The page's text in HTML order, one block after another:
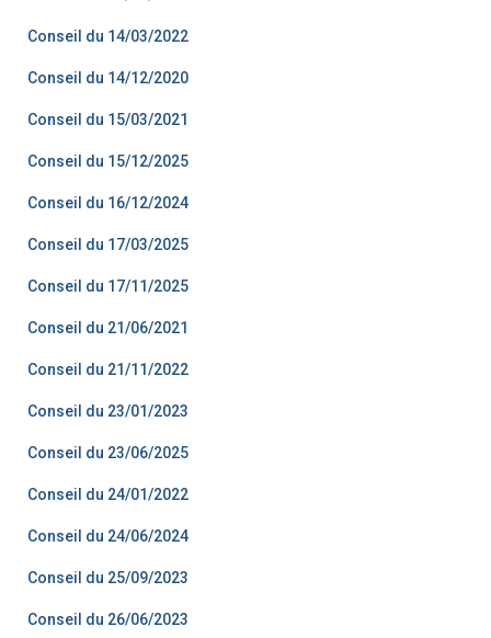
Conseil du 14/03/2022
Conseil du 14/12/2020
Conseil du 15/03/2021
Conseil du 15/12/2025
Conseil du 16/12/2024
Conseil du 17/03/2025
Conseil du 17/11/2025
Conseil du 21/06/2021
Conseil du 21/11/2022
Conseil du 23/01/2023
Conseil du 23/06/2025
Conseil du 24/01/2022
Conseil du 24/06/2024
Conseil du 25/09/2023
Conseil du 26/06/2023